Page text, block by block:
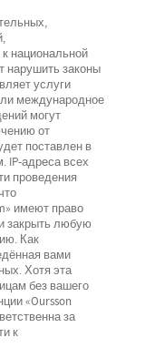
национальной
нарушить законы
услуги
международное
могут
от
поставлен в
IP-адреса всех
проведения
имеют право
закрыть любую
Как
вами
Хотя эта
без вашего
«Oursson
за
к